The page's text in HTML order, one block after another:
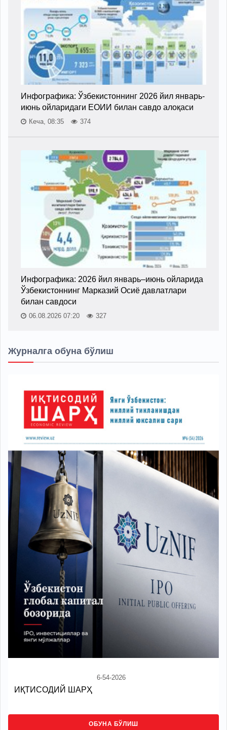
Инфографика: Ўзбекистоннинг 2026 йил январь-
июнь ойларидаги ЕОИИ билан савдо алоқаси
Кеча, 08:35 374
Инфографика: 2026 йил январь–июнь ойларида
Ўзбекистоннинг Марказий Осиё давлатлари
билан савдоси
06.08.2026 07:20 327
Журналга обуна бўлиш
6-54-2026
ИҚТИСОДИЙ ШАРҲ
ОБУНА БЎЛИШ